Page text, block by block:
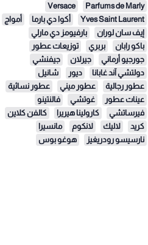
Parfums de Marly
Versace
Yves Saint Laurent
أكوا دي بارما
أمواج
إيف سان لوران
بارفيومز دي مارلي
باكو رابان
بربري
توزيعات عطور
جورجيو أرماني
جيرلان
جيفنشي
دولتشي آند غابانا
ديور
شانيل
عطور رجالية
عطور ميني
عطور نسائية
عينات عطور
غوتشي
فالنتينو
فيرساتشي
كارولينا هيريرا
كالفن كلاين
كريد
لاليك لانكوم
مانسيرا
نارسيسو رودريغيز
هوغو بوس